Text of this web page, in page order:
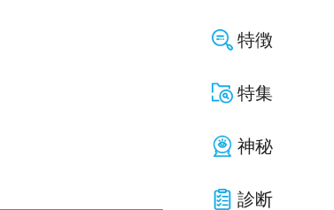
特徴
特集
神秘
診断